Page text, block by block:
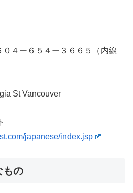
０４ー６５４ー３６６５（内線
St Vancouver
japanese/index.jsp
もの